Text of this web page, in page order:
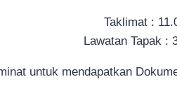
Taklimat :
Lawatan Tapak :
untuk mendapatkan